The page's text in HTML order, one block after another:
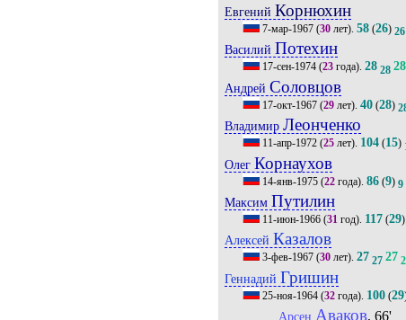
Евгений Корнюхин
7-мар-1967 (30 лет).58 (26) 26
ВасилийПотехин
17-сен-1974 (23 года).28 28 28
АндрейСоловцов
17-окт-1967 (29 лет).40 (28)
ВладимирЛеонченко
11-апр-1972 (25 лет). 104 (15)
Олег Корнаухов
14-янв-1975 (22 года).86 (9) 9
Максим Путилин
11-июн-1966 (31 год). 117 (29)
АлексейКазалов
3-фев-1967 (30 лет).27 27 27
Геннадий Гришин
25-ноя-1964 (32 года). 100 (29
Арсен Аваков, 66'